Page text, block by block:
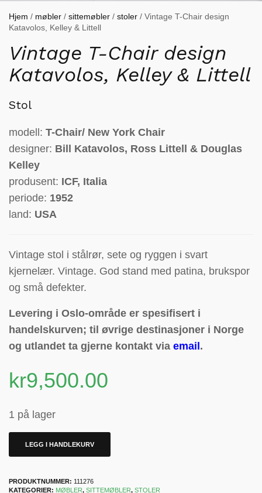
Hjem / møbler / sittemøbler / stoler / Vintage T-Chair design
Katavolos, Kelley & Littell
Vintage T-Chair design
Katavolos, Kelley & Littell
Stol
modell: T-Chair/ New York Chair
designer: Bill Katavolos, Ross Littell & Douglas
Kelley
produsent: ICF, Italia
periode: 1952
land: USA
Vintage stol i stålrør, sete og ryggen i svart
kjernelær. Vintage. God stand med patina, brukspor
og små defekter.
Levering i Oslo-område er spesifisert i
handelskurven; til øvrige destinasjoner i Norge
og utlandet ta gjerne kontakt via email .
kr9,500.00
1 på lager
LEGG I HANDLEKURV
PRODUKTNUMMER: 111276
KATEGORIER: MØBLER, SITTEMØBLER, STOLER